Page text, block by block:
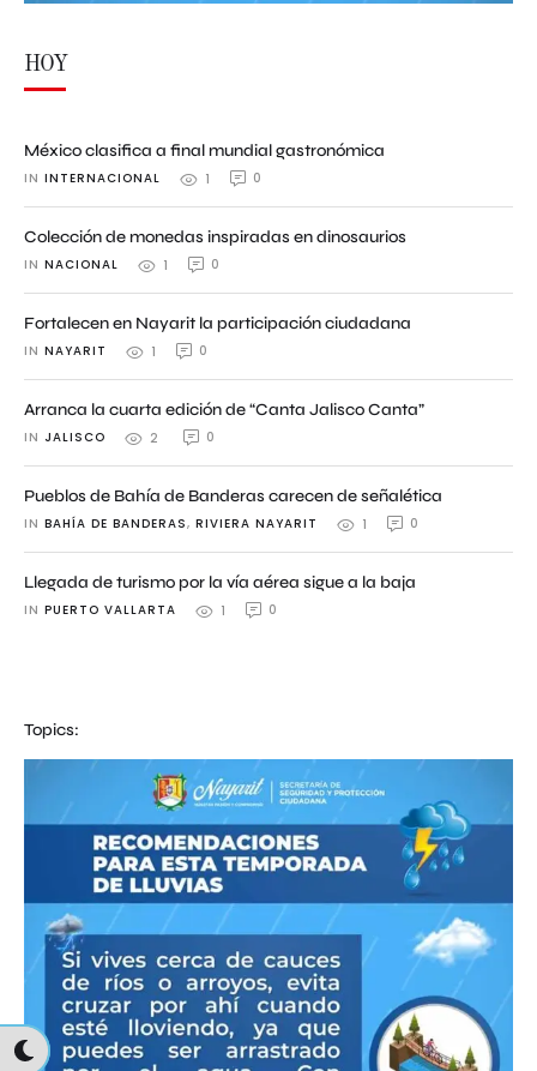
HOY
México clasifica a final mundial gastronómica
IN INTERNACIONAL 1 0
Colección de monedas inspiradas en dinosaurios
IN NACIONAL 1 0
Fortalecen en Nayarit la participación ciudadana
IN NAYARIT 1 0
Arranca la cuarta edición de “Canta Jalisco Canta”
IN JALISCO 2 0
Pueblos de Bahía de Banderas carecen de señalética
IN BAHÍA DE BANDERAS, RIVIERA NAYARIT 1 0
Llegada de turismo por la vía aérea sigue a la baja
IN PUERTO VALLARTA 1 0
Topics: